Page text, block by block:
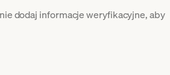
dodaj informacje weryfikacyjne, aby